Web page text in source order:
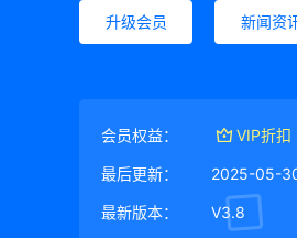
升级会员 新闻资
会员权益： VIP折扣
最后更新： 2025-05-
最新版本： V3.8